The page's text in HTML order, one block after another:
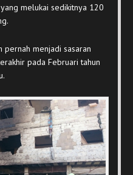
melukai sedikitnya 120
pernah menjadi sasaran
pada Februari tahun